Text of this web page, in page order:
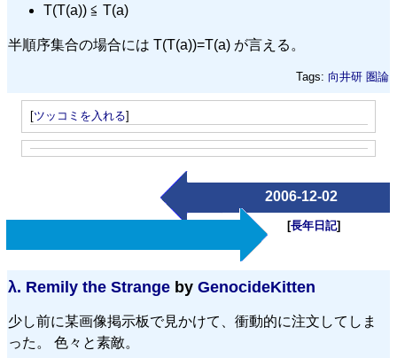
T(T(a)) ≦ T(a)
半順序集合の場合には T(T(a))=T(a) が言える。
Tags: 向井研 圏論
[ツッコミを入れる]
2006-12-02
[長年日記]
λ. Remily the Strange by GenocideKitten
少し前に某画像掲示板で見かけて、衝動的に注文してしま
った。 色々と素敵。